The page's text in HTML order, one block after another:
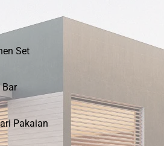
Set
Pakaian